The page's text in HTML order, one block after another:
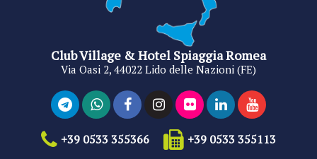
Club Village & Hotel Spiaggia Romea
Via Oasi 2, 44022 Lido delle Nazioni (FE)
+39 0533 355366 +39 0533 355113